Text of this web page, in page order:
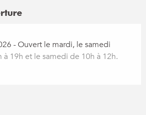
- Ouvert le mardi, le samedi
à 19h et le samedi de 10h à 12h.